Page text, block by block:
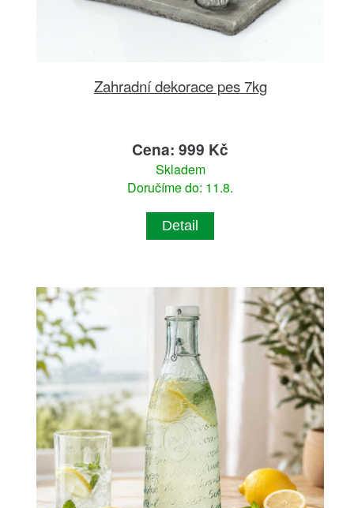
Zahradní dekorace pes 7kg
Cena: 999 Kč
Skladem
Doručíme do: 11.8.
Detail